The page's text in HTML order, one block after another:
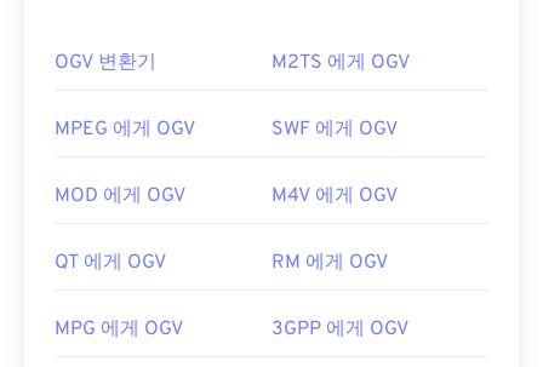
Apple의 Final Cut Pro
VLC 미디어 플레이어
MTS 파일은 크기가 커서 관리 및 저장이 어려울 수
변환하세요.Cnet.com에서다운로드 가능한 파일 변
개발자:
파나소닉
유용한 링크:
좋습니다. Microsoft Windows OS의 Winamp
OS X의Elmedia
도 좋은 선택입니다.
OGV는Windows Media Player 및DirectShow
반이 아닌 경우에는 필터가 필요하지 않습니다.
OGV 변환기 M2TS 에게 OGV
MPEG 에게 OGV SWF 에게 OGV
MOD 에게 OGV M4V 에게 OGV
QT 에게 OGV RM 에게 OGV
MPG 에게 OGV 3GPP 에게 OGV